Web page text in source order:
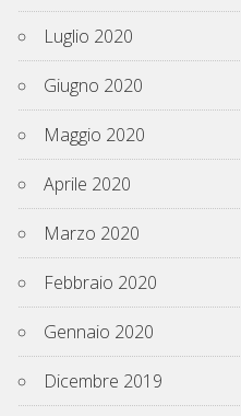
Luglio 2020
Giugno 2020
Maggio 2020
Aprile 2020
Marzo 2020
Febbraio 2020
Gennaio 2020
Dicembre 2019